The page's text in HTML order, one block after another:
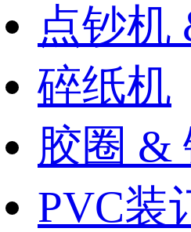
点钞机
碎纸机
胶圈 &
PVC装